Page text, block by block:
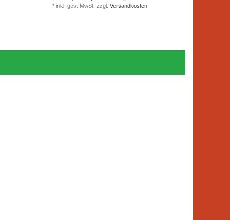
*inkl. ges. MwSt. zzgl.Versandkosten